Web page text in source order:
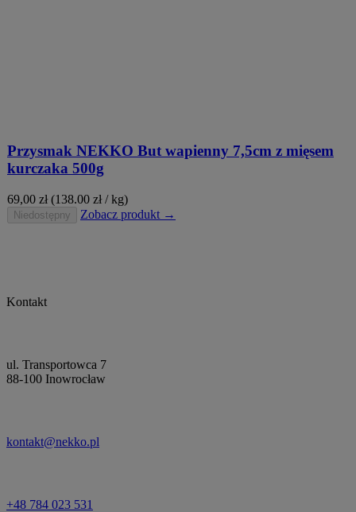
Przysmak NEKKO But wapienny 7,5cm z mięsem
kurczaka 500g
69,00 zł (138.00 zł / kg)
Niedostępny Zobacz produkt →
Kontakt
ul. Transportowca 7
88-100 Inowrocław
kontakt@nekko.pl
+48 784 023 531